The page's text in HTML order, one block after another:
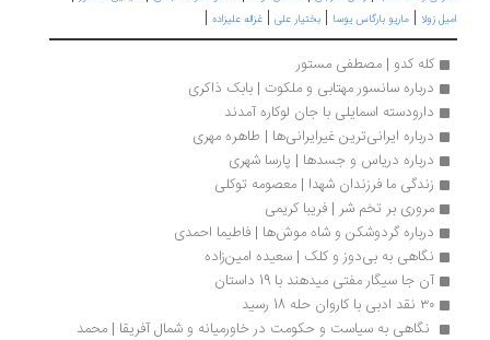
|ماریو بارگاس یوسا|بختیار علی|غزاله علیزاده|
کله کدو | مصطفی مستور
درباره سانسور مهتابی و ملکوت | بابک ذاکری
دارودسته اسمایلی با جان لوکاره آمدند
درباره ایرانی‌ترین غیرایرانی‌ها | طاهره مهری
درباره دریاس و جسدها | پارسا شهری
زندگی ما فرزندان شهدا | معصومه توکلی
مروری بر تخم شر | فریبا کریمی
درباره گردو‌شکن و شاه موش‌ها | فاطیما احمدی
نگاهی به بی‌دوز و کلک | سعیده امین‌زاده
آن جا سیگار مفتی میدهند با 19 داستان